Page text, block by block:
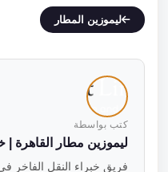
ليموزين المطار
كتب بواسطة
ليموزين مطار القاهرة |